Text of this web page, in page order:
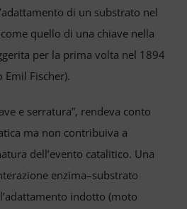
di un substrato nel
quello di una chiave nella
per la prima volta nel 1894
Fischer).
e serratura”, rendeva conto
ma non contribuiva a
dell’evento catalitico. Una
enzima–substrato
indotto (moto